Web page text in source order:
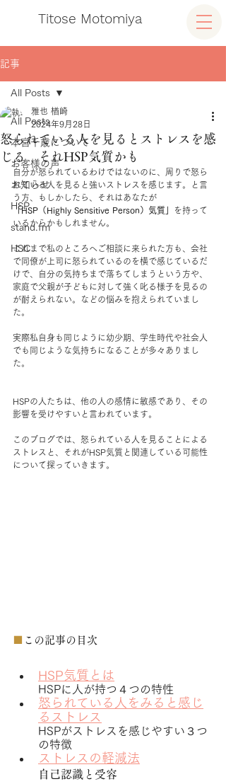
Titose Motomiya
記事
All Posts
本宮千歳について
お客様の声
お知らせ
HSP
stand.fm
HSC
All Posts
怒られている人を見るとストレスを感
じる それHSP気質かも
雅也 楢崎
2024年9月28日
自分が怒られているわけではないのに、周りで怒ら
れている人を見ると強いストレスを感じます。と言
う方、もしかしたら、それはあなたが
「HSP（Highly Sensitive Person）気質」
を持って
いるからかもしれません。
これまで私のところへご相談に来られた方も、会社
で同僚が上司に怒られているのを横で感じているだ
けで、自分の気持ちまで落ちてしまうという方や、
家庭で父親が子どもに対して強く叱る様子を見るの
が耐えられない。などの悩みを抱えられていまし
た。
実際私自身も同じように幼少期、学生時代や社会人
でも同じような気持ちになることが多々ありまし
た。
HSPの人たちは、他の人の感情に敏感であり、その
影響を受けやすいと言われています。
このブログでは、怒られている人を見ることによる
ストレスと、それがHSP気質と関連している可能性
について探っていきます。
この記事の目次
HSP気質とは
HSPに人が持つ４つの特性
怒られている人をみると感じ
るストレス
HSPがストレスを感じやすい３つ
の特徴
ストレスの軽減法
自己認識と受容